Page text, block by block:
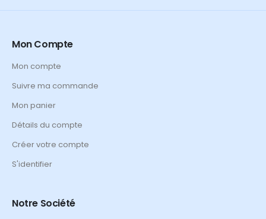
Mon Compte
Mon compte
Suivre ma commande
Mon panier
Détails du compte
Créer votre compte
S'identifier
Notre Société